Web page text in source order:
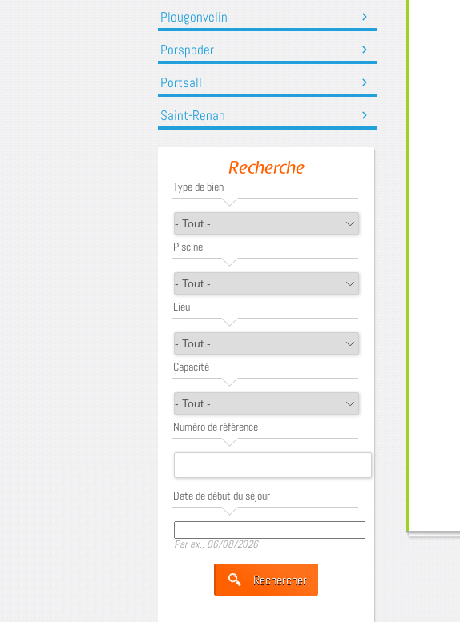
Plougonvelin
Porspoder
Portsall
Saint-Renan
Recherche
Type de bien
Piscine
Lieu
Capacité
Numéro de référence
Date de début du séjour
Date
Par ex., 06/08/2026